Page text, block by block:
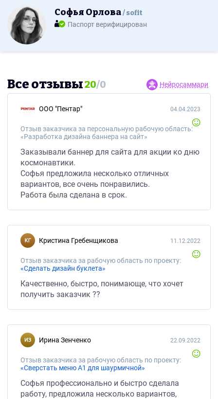
Софья Орлова sofit
Паспорт верифицирован
Все отзывы20/0 Нейросаммари
ООО "Пентар"
Отзыв заказчика за персональную рабочую область:
«Разработка дизайна баннера на сайт»
04.04.2023
Заказывали баннер для сайта для акции ко дню
космонавтики.
Софья предложила несколько отличных
вариантов, все очень понравились.
Работа была сделана в срок.
Кристина Гребенщикова
Отзыв заказчика за рабочую область по проекту:
«Сделать дизайн буклета»
11.12.2022
Качественно, быстро, понимающе, что хочет
получить заказчик ??
Ирина Зенченко
Отзыв заказчика за рабочую область по проекту:
«Сверстать меню А1 для шаурмичной»
22.09.2022
Софья профессионально и быстро сделала
работу, предложила несколько вариантов,